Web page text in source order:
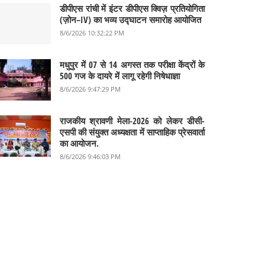
डीपीएस रांची में इंटर डीपीएस क्विज़ प्रतियोगिता
(ज़ोन–IV) का भव्य उद्घाटन समारोह आयोजित
8/6/2026 10:32:22 PM
मधुपुर में 07 से 14 अगस्त तक परीक्षा केंद्रों के
500 गज के दायरे में लागू रहेगी निषेधाज्ञा
8/6/2026 9:47:29 PM
राजकीय श्रावणी मेला-2026 को लेकर डीसी-
एसपी की संयुक्त अध्यक्षता में साप्ताहिक प्रेसवार्ता
का आयोजन.
8/6/2026 9:46:03 PM